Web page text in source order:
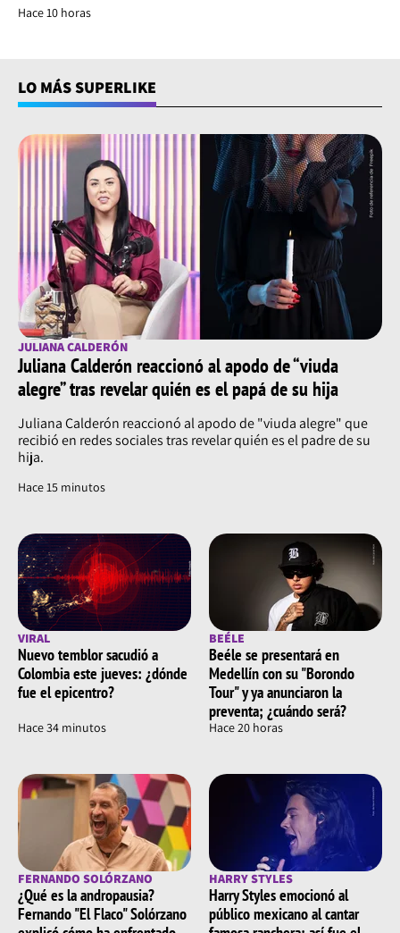
Hace 10 horas
LO MÁS SUPERLIKE
JULIANA CALDERÓN
Juliana Calderón reaccionó al apodo de “viuda
alegre” tras revelar quién es el papá de su hija
Juliana Calderón reaccionó al apodo de "viuda alegre" que
recibió en redes sociales tras revelar quién es el padre de su
hija.
Hace 15 minutos
VIRAL
Nuevo temblor sacudió a
Colombia este jueves: ¿dónde
fue el epicentro?
Hace 34 minutos
BEÉLE
Beéle se presentará en
Medellín con su "Borondo
Tour" y ya anunciaron la
preventa; ¿cuándo será?
Hace 20 horas
FERNANDO SOLÓRZANO
¿Qué es la andropausia?
Fernando "El Flaco" Solórzano
HARRY STYLES
Harry Styles emocionó al
público mexicano al cantar